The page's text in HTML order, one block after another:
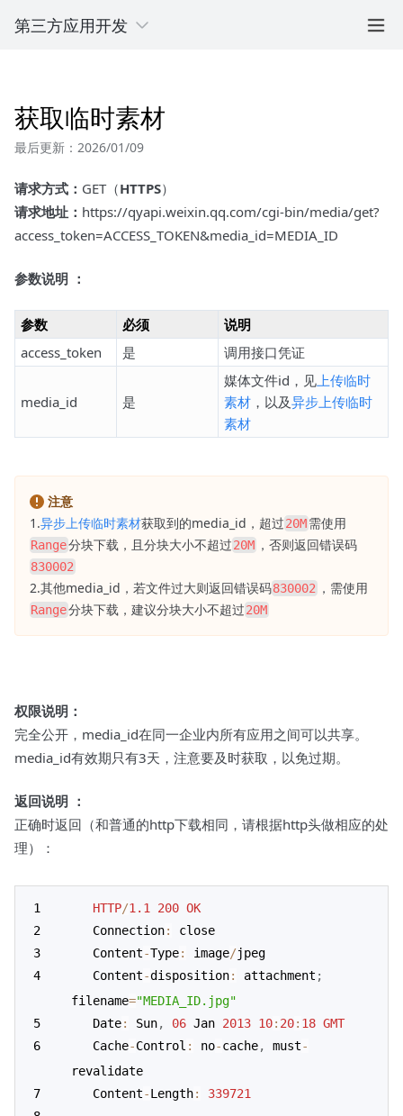
第三方应用开发
获取临时素材
最后更新：2026/01/09
请求方式： GET（HTTPS）
请求地址： https://qyapi.weixin.qq.com/cgi-bin/media/get?
access_token=ACCESS_TOKEN&media_id=MEDIA_ID
参数说明 ：
参数 必须
说明
access_token
是 调用接口凭证
media_id 是
媒体文件id，见上传临时
素材 ，以及异步上传临时
素材
注意
1.异步上传临时素材获取到的media_id，超过20M需使用
Range分块下载，且分块大小不超过20M，否则返回错误码
830002
2.其他media_id，若文件过大则返回错误码830002 ，需使用
Range分块下载，建议分块大小不超过20M
权限说明：
完全公开，media_id在同一企业内所有应用之间可以共享。
media_id有效期只有3天，注意要及时获取，以免过期。
返回说明 ：
正确时返回（和普通的http下载相同，请根据http头做相应的处
理）：
HTTP/1.1 200 OK
   Connection
:
close
   Content
-Type: image/jpeg
   Content
-disposition: attachment ;
filename="MEDIA_ID.jpg"
   Date
: Sun, 06 Jan 2013 10: 20: 18 GMT
   Cache
-Control : no-cache, must-
revalidate
   Content
-Length: 339721